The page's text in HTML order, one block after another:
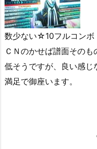
数少ない☆10フルコンボ
ＣＮのかせば譜面その
低そうですが、良い感じ
満足で御座います。